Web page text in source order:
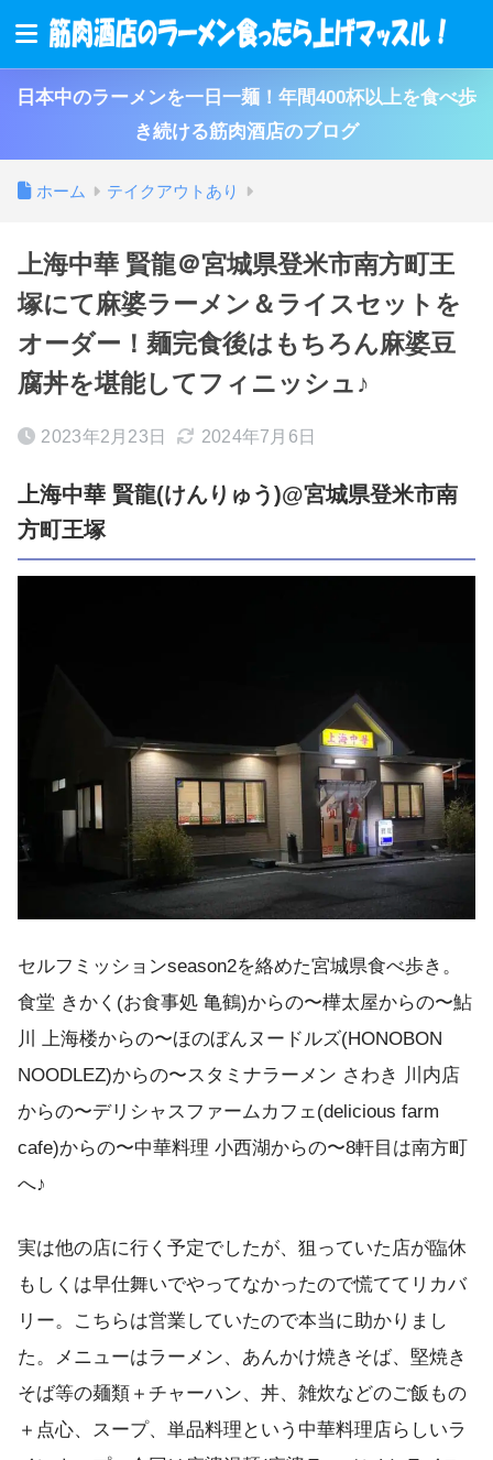
日本中のラーメンを一日一麺！年間400杯以上を食べ歩
き続ける筋肉酒店のブログ
ホーム テイクアウトあり
上海中華 賢龍＠宮城県登米市南方町王
塚にて麻婆ラーメン＆ライスセットを
オーダー！麺完食後はもちろん麻婆豆
腐丼を堪能してフィニッシュ♪
2023年2月23日 2024年7月6日
上海中華 賢龍(けんりゅう)@宮城県登米市南
方町王塚
セルフミッションseason2を絡めた宮城県食べ歩き。
食堂 きかく(お食事処 亀鶴)からの〜樺太屋からの〜鮎
川 上海楼からの〜ほのぼんヌードルズ(HONOBON
NOODLEZ)からの〜スタミナラーメン さわき 川内店
からの〜デリシャスファームカフェ(delicious farm
cafe)からの〜中華料理 小西湖からの〜8軒目は南方町
へ♪
実は他の店に行く予定でしたが、狙っていた店が臨休
もしくは早仕舞いでやってなかったので慌ててリカバ
リー。こちらは営業していたので本当に助かりまし
た。メニューはラーメン、あんかけ焼きそば、堅焼き
そば等の麺類＋チャーハン、丼、雑炊などのご飯もの
＋点心、スープ、単品料理という中華料理店らしいラ